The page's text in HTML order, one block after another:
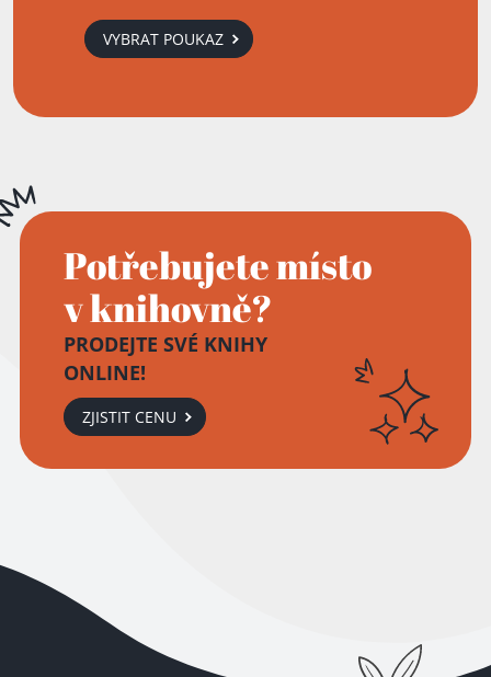
VYBRAT POUKAZ
Potřebujete místo
v knihovně?
PRODEJTE SVÉ KNIHY
ONLINE!
ZJISTIT CENU